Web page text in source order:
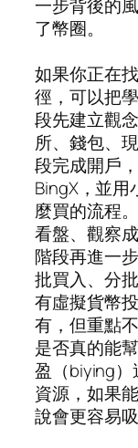
一步背後的
了幣圈。
如果你正在
徑，可以把
段先建立觀
所、錢包、
段完成開戶
BingX，並
麼買的流程
看盤、觀察
階段再進一
批買入、分
有虛擬貨幣
有，但重點
是否真的能
盈（biying
資源，如果
說會更容易吸